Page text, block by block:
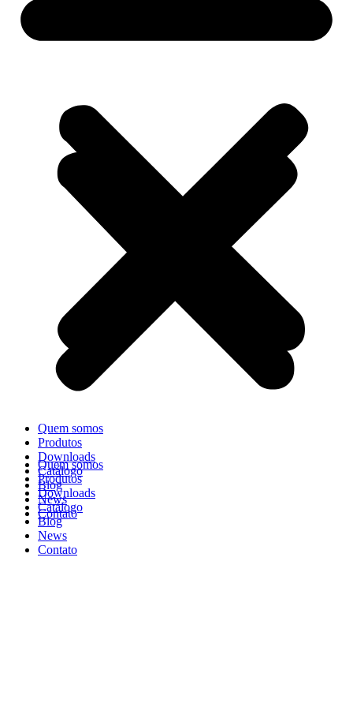
Quem somos
Produtos
Downloads
Catálogo
Blog
News
Contato
Quem somos
Produtos
Downloads
Catálogo
Blog
News
Contato